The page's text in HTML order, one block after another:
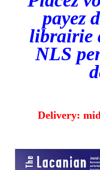
payez
librairie
NLS
Delivery: